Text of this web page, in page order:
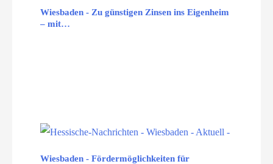
Wiesbaden - Zu günstigen Zinsen ins Eigenheim
– mit…
Wiesbaden - Fördermöglichkeiten für